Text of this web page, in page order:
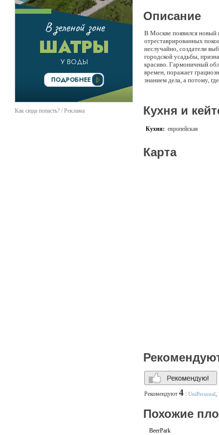
Как сюда попасть? / Реклама
Описание
В Москве появился новый
отреставрированных
неслучайно, создатели
городской усадьбы,
красиво. Гармоничный
времен, поражает
знанием дела, а потому,
Кухня и
Кухня: европейская
Карта
Рекомендуют 4 : UniPersonal
Похожие
BeerPark